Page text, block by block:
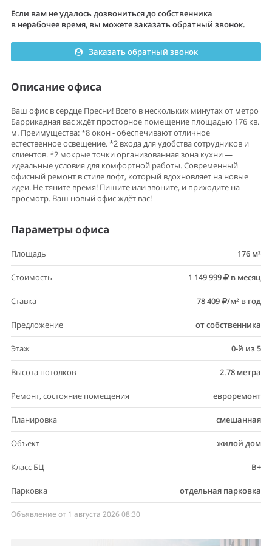
Если вам не удалось дозвониться до собственника
в нерабочее время, вы можете заказать обратный звонок.
Заказать обратный звонок
Описание офиса
Ваш офис в сердце Пресни! Всего в нескольких минутах от метро
Баррикадная вас ждёт просторное помещение площадью 176 кв.
м. Преимущества: *8 окон - обеспечивают отличное
естественное освещение. *2 входа для удобства сотрудников и
клиентов. *2 мокрые точки организованная зона кухни —
идеальные условия для комфортной работы. Современный
офисный ремонт в стиле лофт, который вдохновляет на новые
идеи. Не тяните время! Пишите или звоните, и приходите на
просмотр. Ваш новый офис ждёт вас!
Параметры офиса
Площадь 176 м²
Стоимость 1 149 999 в месяц
Ставка 78 409 /м² в год
Предложение от собственника
Этаж 0-й из 5
Высота потолков 2.78 метра
Ремонт, состояние помещения евроремонт
Планировка смешанная
Объект жилой дом
Класс БЦ B+
Парковка отдельная парковка
Объявление от 1 августа 2026 08:30